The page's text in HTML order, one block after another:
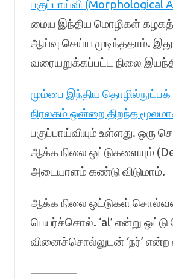
பகுப்பாய்வி
மைய இந்திய மொழிகள்
ஆய்வு செய்ய முடிந்ததாம்.
வரையறுக்கப்பட்ட நிலை
மும்பை இந்திய
நிரலகம் ஒன்றை திறந்த
பகுப்பாய்வியும் உள்ளது.
ஆக்க நிலை ஒட்டுகளையும்
அடையாளம் கண்டு விடுமாம்.
ஆக்க நிலை ஒட்டுகள்
பெயர்ச்சொல். ‘al’ என்று ஒட்டு
வினைச்சொல்லுடன் ‘நர்’ என்ற
————